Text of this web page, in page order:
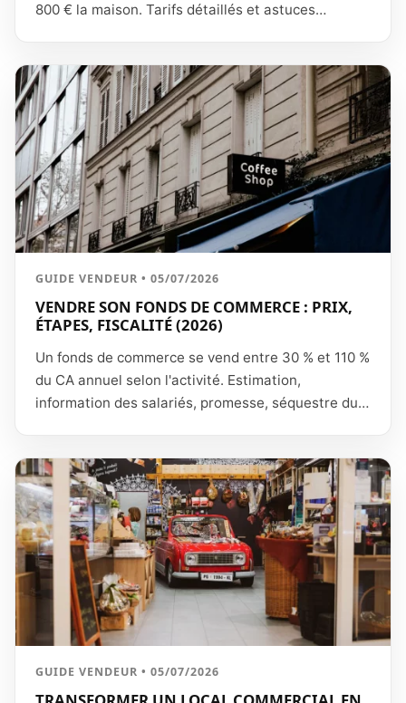
800 € la maison. Tarifs détaillés et astuces
GUIDE VENDEUR • 05/07/2026
VENDRE SON FONDS DE COMMERCE : PRIX,
ÉTAPES, FISCALITÉ (2026)
Un fonds de commerce se vend entre 30 % et 110 %
du CA annuel selon l'activité. Estimation,
information des salariés, promesse, séquestre du
GUIDE VENDEUR • 05/07/2026